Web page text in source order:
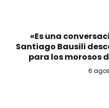
«Es una
Santiago Bausili
para los morosos
6